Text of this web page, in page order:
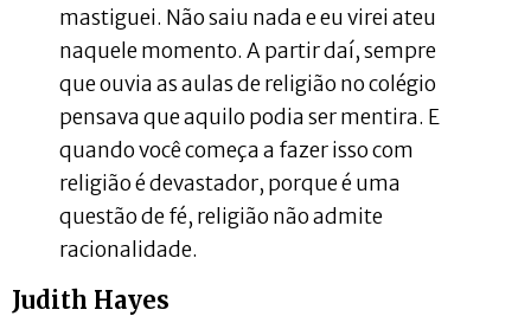
mastiguei. Não saiu nada e eu virei ateu
naquele momento. A partir daí, sempre
que ouvia as aulas de religião no colégio
pensava que aquilo podia ser mentira. E
quando você começa a fazer isso com
religião é devastador, porque é uma
questão de fé, religião não admite
racionalidade.
Judith Hayes